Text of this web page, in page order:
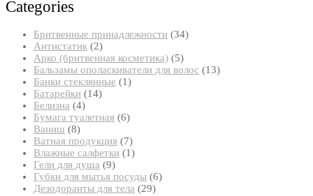
Categories
Бритвенные принадлежности 3434
Антистатик 22
товара
Арко (бритвенная косметика) 55
товаров
Бальзамы ополаскиватели для волос 1313
Банки стеклянные 11
Батарейки 1414
Белизна 44
товара
Бумага туалетная 66
Ваниш 88
товаров
Ватная продукция 77
товаров
Влажные салфетки 11
Гели для душа 99
товаров
Губки для мытья посуды 66
Дезодоранты для тела 2929